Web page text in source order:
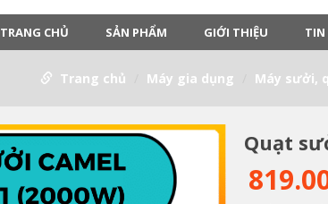
TRANG CHỦ SẢN PHẨM GIỚI THIỆU
Trang chủ Máy gia dụng Máy sưởi,
Quạt